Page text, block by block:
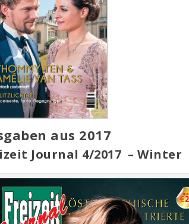
aus 2017
Journal 4/2017 –Winter